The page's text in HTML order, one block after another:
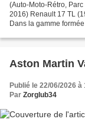
(Auto-Moto-Rétro,
2016) Renault 17 TL
Dans la gamme
Aston Martin
Publié le 22/06/2026 à
Par Zorglub34